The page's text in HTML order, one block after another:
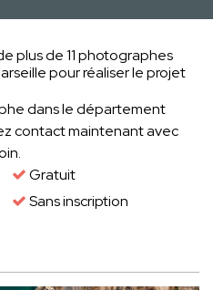
plus de 11 photographes
pour réaliser le projet
dans le département
contact maintenant avec
Gratuit
Sans inscription